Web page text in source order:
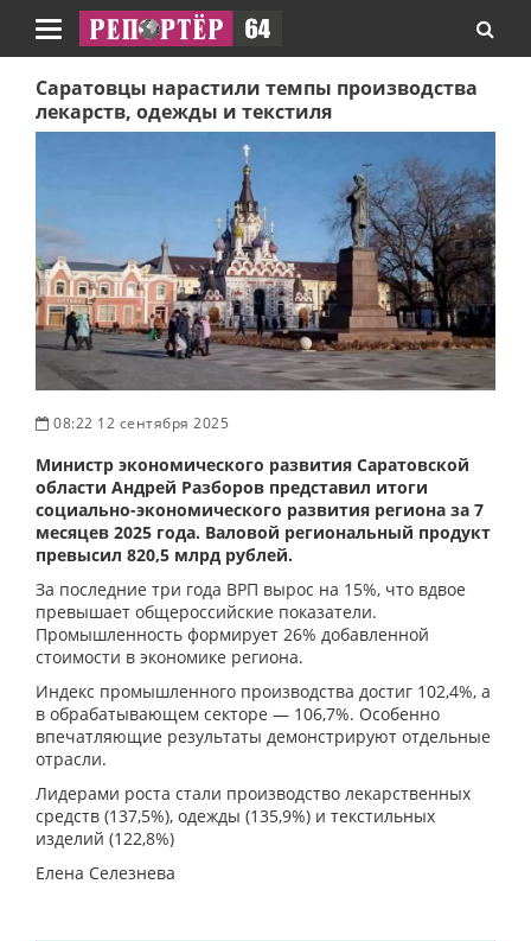
Навигация
Саратовцы нарастили темпы производства
лекарств, одежды и текстиля
08:22 12 сентября 2025
Министр экономического развития Саратовской
области Андрей Разборов представил итоги
социально-экономического развития региона за 7
месяцев 2025 года. Валовой региональный продукт
превысил 820,5 млрд рублей.
За последние три года ВРП вырос на 15%, что вдвое
превышает общероссийские показатели.
Промышленность формирует 26% добавленной
стоимости в экономике региона.
Индекс промышленного производства достиг 102,4%, а
в обрабатывающем секторе — 106,7%. Особенно
впечатляющие результаты демонстрируют отдельные
отрасли.
Лидерами роста стали производство лекарственных
средств (137,5%), одежды (135,9%) и текстильных
изделий (122,8%)
Елена Селезнева